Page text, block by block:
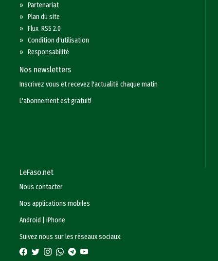
»Partenariat
»Plan du site
»Flux RSS 2.0
»Condition d'utilisation
»Responsabilité
Nos newsletters
Inscrivez vous et recevez l'actualité chaque matin
L'abonnement est gratuit!
LeFaso.net
Nous contacter
Nos applications mobiles
Android
|iPhone
Suivez nous sur les réseaux sociaux: